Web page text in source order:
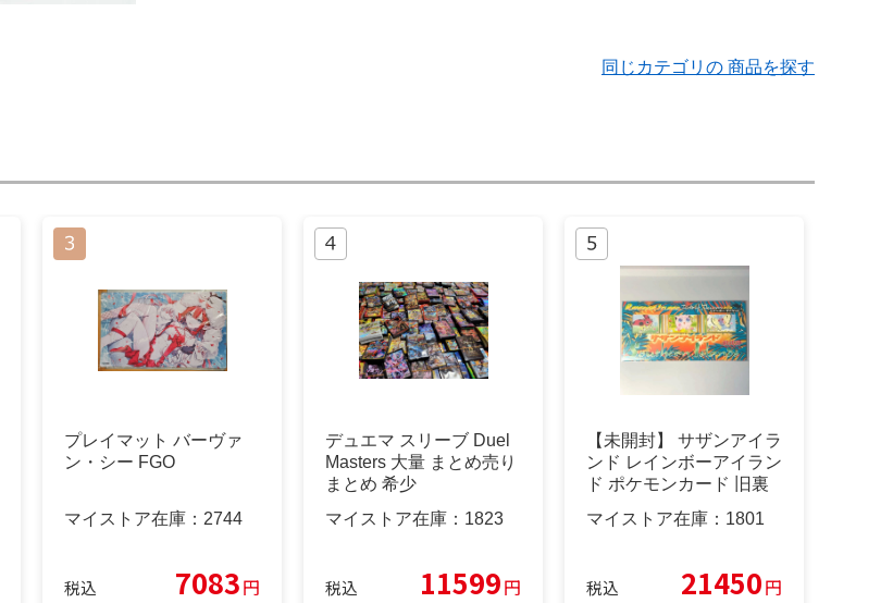
同じカテゴリの 商品を探す
プレイマット バーヴァ
ン・シー FGO
マイストア在庫： 2744
税込 7083円
デュエマ スリーブ Duel
Masters 大量 まとめ売り
まとめ 希少
マイストア在庫： 1823
税込 11599円
【未開封】 サザンアイラ
ンド レインボーアイラン
ド ポケモンカード 旧裏
マイストア在庫： 1801
税込 21450円